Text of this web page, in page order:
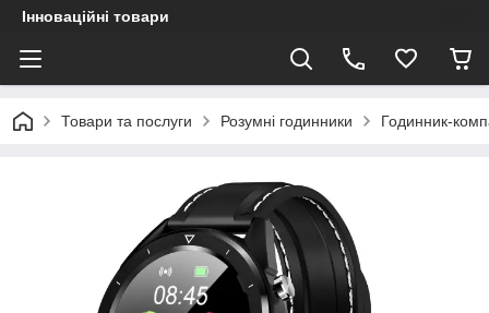
Інноваційні товари
Товари та послуги Розумні годинники Годинник-